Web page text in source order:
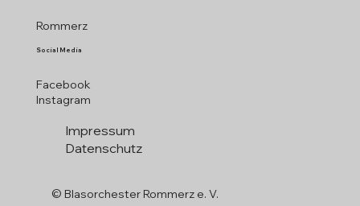
Rommerz
Social Media
Facebook
Instagram
Impressum
Datenschutz
© Blasorchester Rommerz e. V.